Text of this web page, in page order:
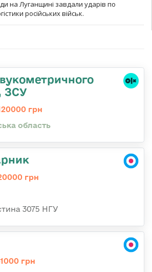
на Луганщині завдали ударів по
російських військ.
ЗСУ
грн
область
грн
3075 НГУ
грн